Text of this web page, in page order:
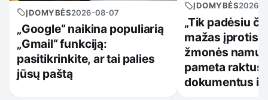
ĮDOMYBĖS2026-08-07
„Google“ naikina populiarią
„Gmail“ funkciją:
pasitikrinkite, ar tai palies
jūsų paštą
ĮDOMYBĖS2026-
„Tik padėsiu
mažas įprotis,
žmonės
pameta raktus,
dokumentus ir